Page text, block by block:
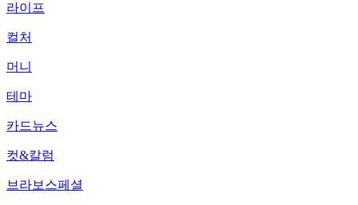
라이프
컬처
머니
테마
카드뉴스
컷&칼럼
브라보스페셜